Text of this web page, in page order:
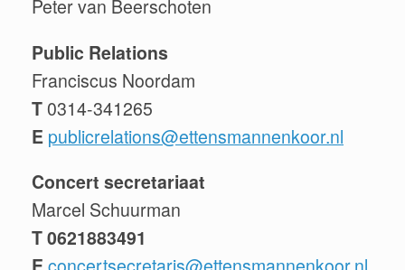
Peter van Beerschoten
Public Relations
Franciscus Noordam
T0314-341265
E publicrelations@ettensmannenkoor.nl
Concert secretariaat
Marcel Schuurman
T 0621883491